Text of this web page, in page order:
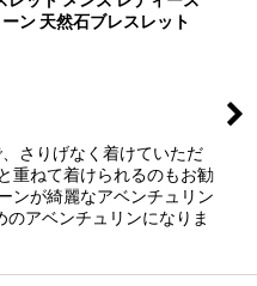
ン 天然石ブレスレット
さりげなく着けていただ
重ねて着けられるのもお勧
ンが綺麗なアベンチュリン
のアベンチュリンになりま